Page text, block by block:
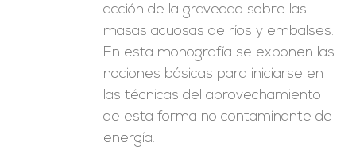
acción de la gravedad sobre las
masas acuosas de ríos y embalses.
En esta monografía se exponen las
nociones básicas para iniciarse en
las técnicas del aprovechamiento
de esta forma no contaminante de
energía.